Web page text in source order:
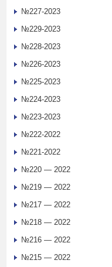
№227-2023
№229-2023
№228-2023
№226-2023
№225-2023
№224-2023
№223-2023
№222-2022
№221-2022
№220 — 2022
№219 — 2022
№217 — 2022
№218 — 2022
№216 — 2022
№215 — 2022